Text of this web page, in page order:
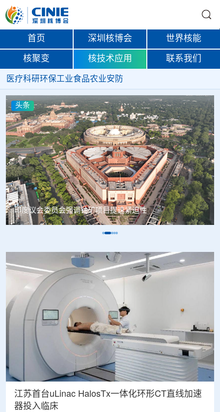
首页 深圳核博会 世界核能
核聚变 核技术应用 联系我们
医疗科研环保工业食品农业安防
头条
印度议会委员会强调铀矿项目提速紧迫性
江苏首台uLinac HalosTx一体化环形CT直线加速
器投入临床